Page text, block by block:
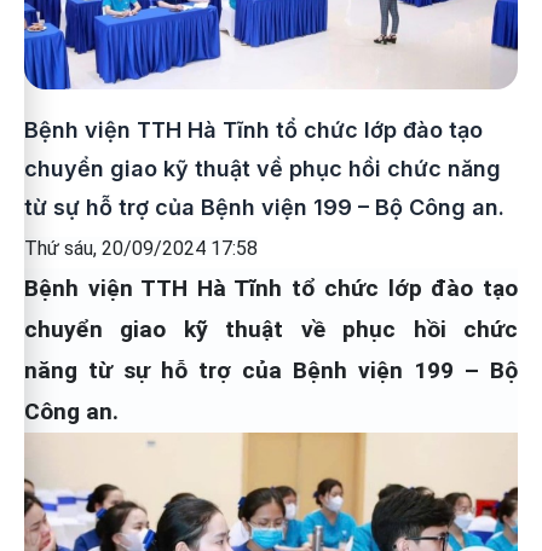
Bệnh viện TTH Hà Tĩnh tổ chức lớp đào tạo
chuyển giao kỹ thuật về phục hồi chức năng
từ sự hỗ trợ của Bệnh viện 199 – Bộ Công an.
Thứ sáu, 20/09/2024 17:58
Bệnh viện TTH Hà Tĩnh tổ chức lớp đào tạo
chuyển giao kỹ thuật về phục hồi chức
năng từ sự hỗ trợ của Bệnh viện 199 – Bộ
Công an.